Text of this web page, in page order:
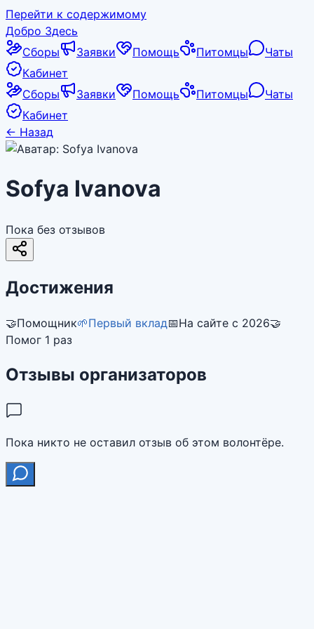
Перейти к содержимому
Добро Здесь
Сборы
Заявки Помощь Питомцы
Чаты
Кабинет
Сборы
Заявки Помощь Питомцы
Чаты
Кабинет
← Назад
Sofya Ivanova
Пока без отзывов
Достижения
🤝Помощник🌱Первый вклад📅На сайте с 2026🤝
Помог 1 раз
Отзывы организаторов
Пока никто не оставил отзыв об этом волонтёре.